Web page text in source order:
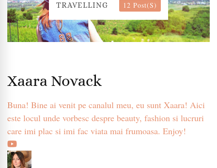
TRAVELLING 12 Post(s)
Xaara Novack
Buna! Bine ai venit pe canalul meu, eu sunt Xaara! Aici
este locul unde vorbesc despre beauty, fashion si lucruri
care imi plac si imi fac viata mai frumoasa. Enjoy!